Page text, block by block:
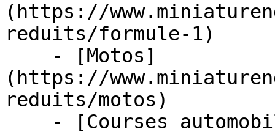
(https://
reduits/formule-1)
(https://
reduits/motos)